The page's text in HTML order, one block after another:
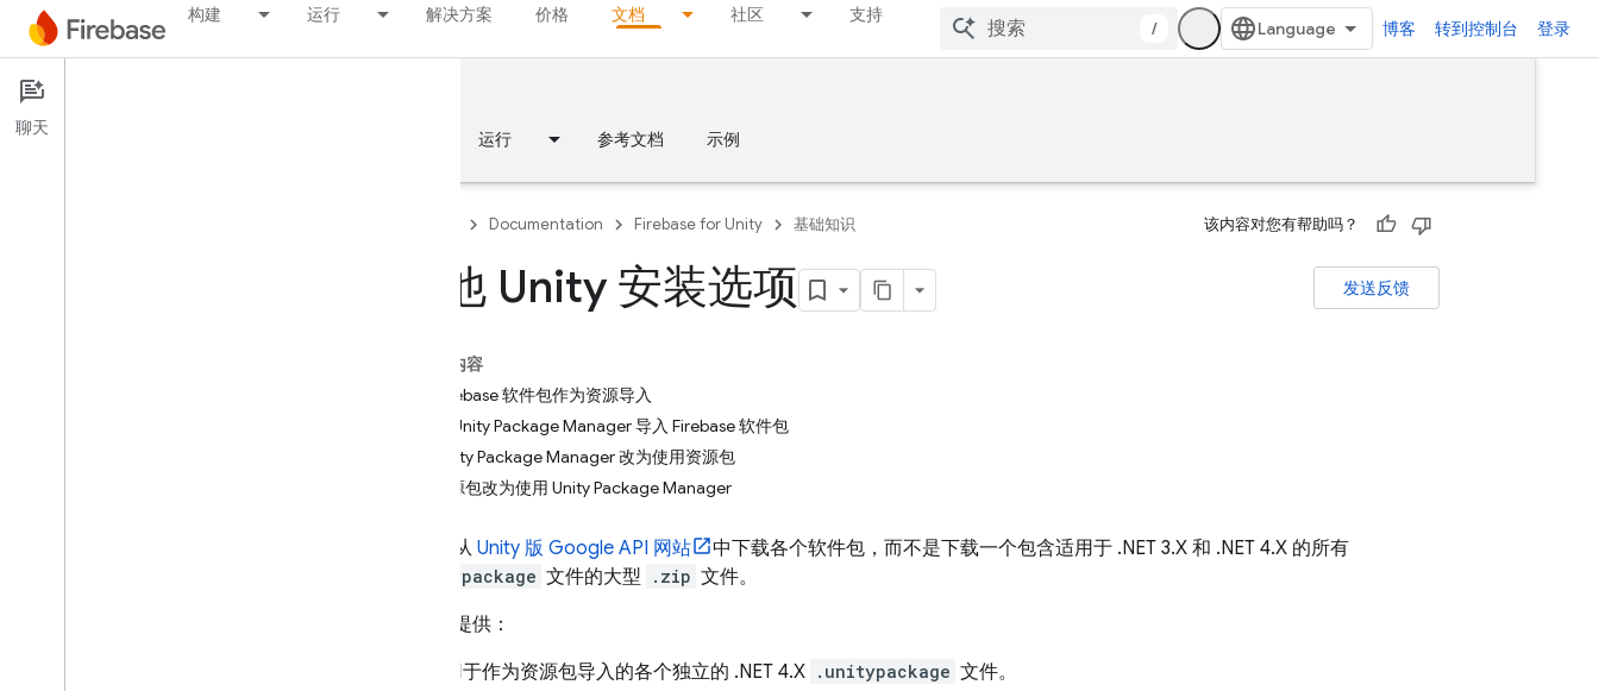
构建 运行 解决方案 价格 文档 社区 支持
/ 博客 转到控制台 登录
Documentation
概览 运行 参考文档 示例
Documentation Firebase for Unity 基础知识 该内容对您有帮助吗？
发送反馈
其他 Unity 安装选项
本页内容
将 Firebase 软件包作为资源导入
使用 Unity Package Manager 导入 Firebase 软件包
从 Unity Package Manager 改为使用资源包
从资源包改为使用 Unity Package Manager
您可以从 Unity 版 Google API 网站 中下载各个软件包，而不是下载一个包含适用于 .NET 3.X 和 .NET 4.X 的所有
.unitypackage 文件的大型 .zip 文件。
该网站提供：
用于作为资源包导入的各个独立的 .NET 4.X .unitypackage 文件。
聊天